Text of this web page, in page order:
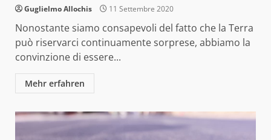
Guglielmo Allochis 11 Settembre 2020
Nonostante siamo consapevoli del fatto che la Terra
può riservarci continuamente sorprese, abbiamo la
convinzione di essere...
Mehr erfahren